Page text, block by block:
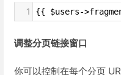
1 {{ $users-
调整分页链接窗口
你可以控制在每个分页